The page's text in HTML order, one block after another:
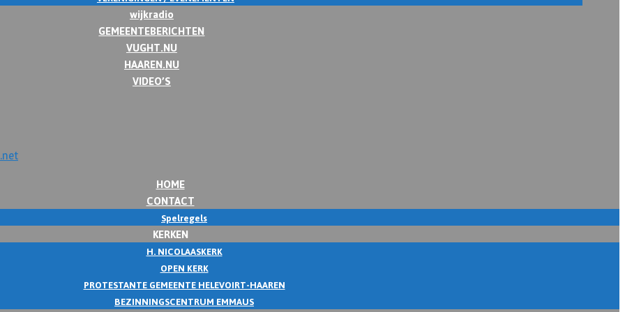
wijkradio
GEMEENTEBERICHTEN
VUGHT.NU
HAAREN.NU
VIDEO’S
HOME
CONTACT
Spelregels
KERKEN
H. NICOLAASKERK
OPEN KERK
PROTESTANTE GEMEENTE HELEVOIRT-HAAREN
BEZINNINGSCENTRUM EMMAUS